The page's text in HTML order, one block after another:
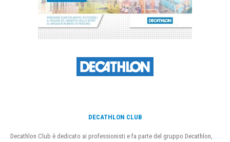
DECATHLON CLUB
Decathlon Club è dedicato ai professionisti e fa parte del gruppo Decathlon,